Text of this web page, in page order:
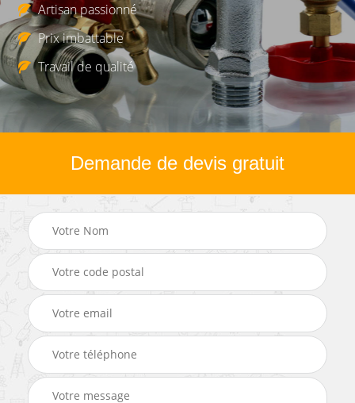
Artisan passionné
Prix imbattable
Travail de qualité
Demande de devis gratuit